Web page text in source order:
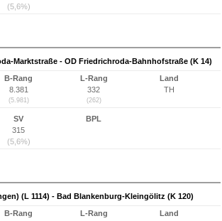
(5,6%)
Marktstraße - OD Friedrichroda-Bahnhofstraße (K 14)
B-Rang
8.381
(5.981)
L-Rang
332
(262)
Land
TH
SV
315
(5,6%)
BPL
(L 1114) - Bad Blankenburg-Kleingölitz (K 120)
B-Rang
L-Rang
Land